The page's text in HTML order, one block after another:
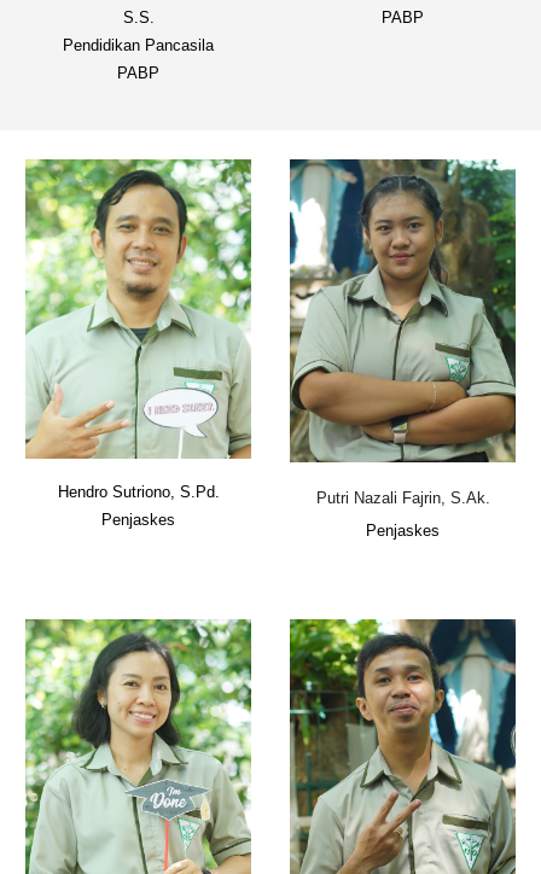
S.S.
Pendidikan Pancasila
PABP
PABP
Hendro Sutriono, S.Pd.
Penjaskes
Putri Nazali Fajrin, S.Ak.
Penjaskes